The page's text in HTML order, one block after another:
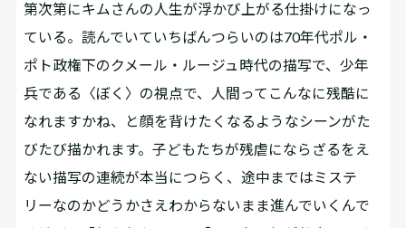
第次第にキムさんの人生が浮かび上がる仕掛けになっ
ている。読んでいていちばんつらいのは70年代ポル・
ポト政権下のクメール・ルージュ時代の描写で、少年
兵である〈ぼく〉の視点で、人間ってこんなに残酷に
なれますかね、と顔を背けたくなるようなシーンがた
びたび描かれます。子どもたちが残虐にならざるをえ
ない描写の連続が本当につらく、途中まではミステ
リーなのかどうかさえわからないまま進んでいくんで